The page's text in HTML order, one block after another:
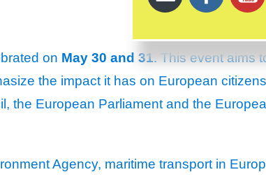
on May 30 and 31. This event aims
the impact it has on European
the European Parliament and the
Agency, maritime transport in